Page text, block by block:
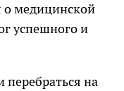
о медицинской
успешного и
перебраться на